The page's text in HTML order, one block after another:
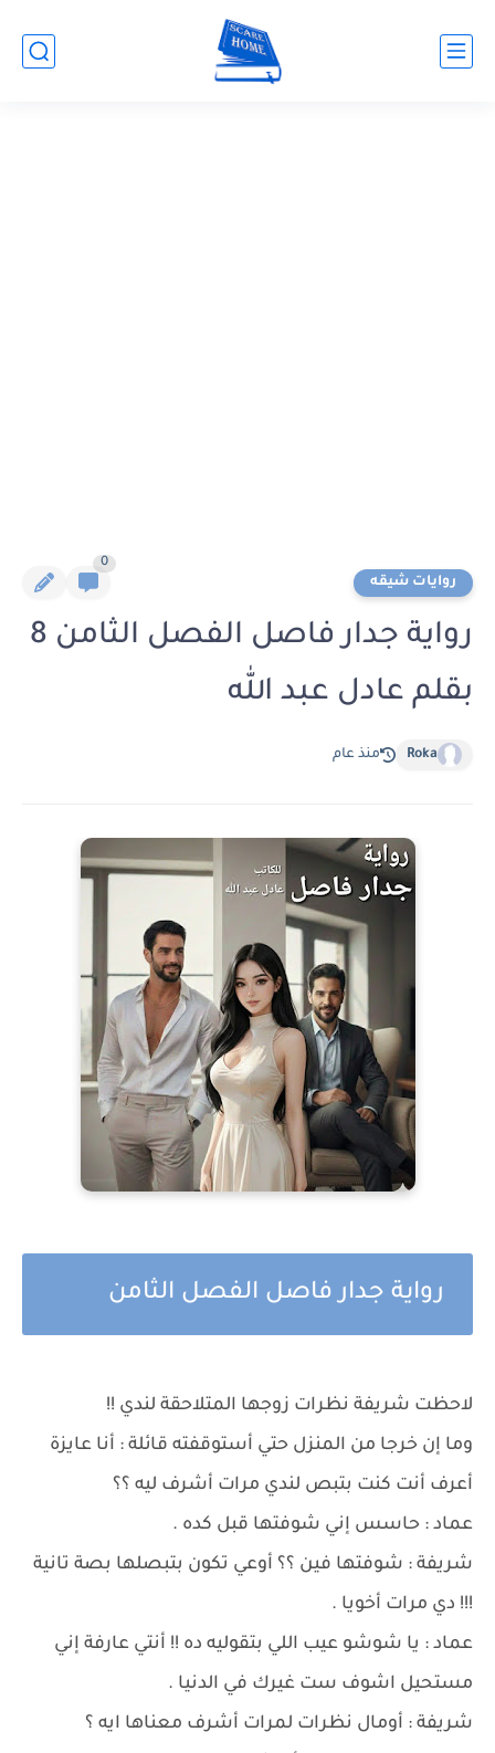
روايات شيقه
0
رواية جدار فاصل الفصل الثامن 8
بقلم عادل عبد الله
Roka منذ عام
رواية جدار فاصل الفصل الثامن
لاحظت شريفة نظرات زوجها المتلاحقة لندي !!
وما إن خرجا من المنزل حتي أستوقفته قائلة : أنا عايزة
أعرف أنت كنت بتبص لندي مرات أشرف ليه ؟؟
عماد : حاسس إني شوفتها قبل كده .
شريفة : شوفتها فين ؟؟ أوعي تكون بتبصلها بصة تانية
!!! دي مرات أخويا .
عماد : يا شوشو عيب اللي بتقوليه ده !! أنتي عارفة إني
مستحيل اشوف ست غيرك في الدنيا .
شريفة : أومال نظرات لمرات أشرف معناها ايه ؟